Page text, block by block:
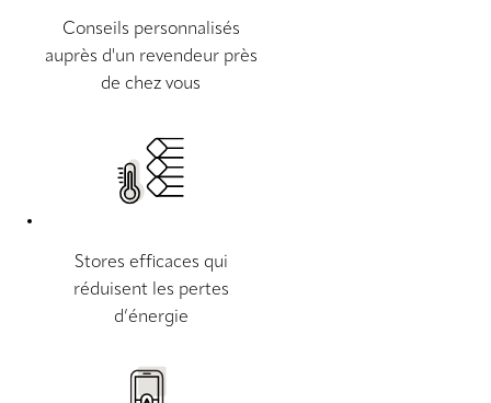
Conseils personnalisés
auprès d'un revendeur près
de chez vous
Stores efficaces qui
réduisent les pertes
d’énergie